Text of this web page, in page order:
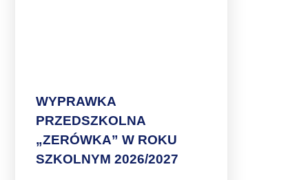
WYPRAWKA
PRZEDSZKOLNA
„ZERÓWKA” W ROKU
SZKOLNYM 2026/2027